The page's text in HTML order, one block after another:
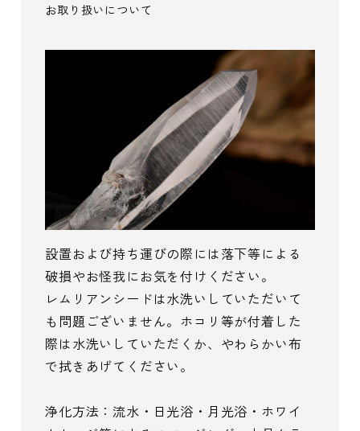
お取り扱いについて
設置および持ち運びの際には落下等による
破損やお怪我にお気を付けください。
レムリアンシードは水洗いしていただいて
も問題ございません。ホコリ等が付着した
際は水洗いしていただくか、やわらかい布
で拭きあげてください。
浄化方法：流水・日光浴・月光浴・ホワイ